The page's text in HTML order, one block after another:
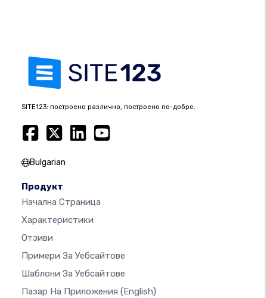
SITE123: построено различно, построено по-добре.
Bulgarian
Продукт
Начална Страница
Характеристики
Отзиви
Примери За Уебсайтове
Шаблони За Уебсайтове
Пазар На Приложения (English)